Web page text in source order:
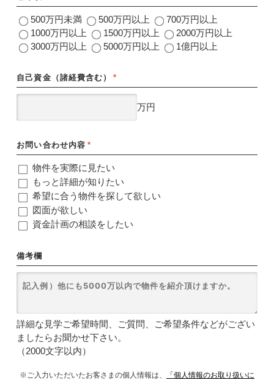
500万円未満 500万円以上
700万円以上
1000万円以上
1500万円以上
2000万円以上
3000万円以上
5000万円以上 1億円以上
自己資金（諸経費含む） *
万円
お問い合わせ内容 *
物件を実際に見たい
もっと詳細が知りたい
希望に合う物件を探して欲しい
図面が欲しい
資金計画の相談をしたい
備考欄
詳細な見学ご希望時間、ご質問、ご希望条件などがござい
ましたらお聞かせ下さい。
（2000文字以内）
※ご入力いただいたお客さまの個人情報は、
「個人情報のお取り扱いに